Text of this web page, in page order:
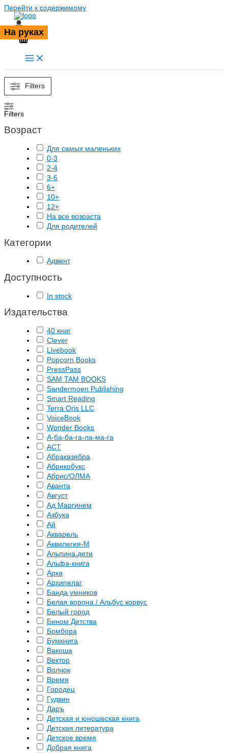
Перейти к содержимому
Filters
Filters
Возраст
Для самых маленьких
0-3
2-4
3-6
6+
10+
12+
На все возраста
Для родителей
Категории
Адвент
Доступность
In stock
Издательства
40 книг
Clever
Livebook
Popcorn Books
PressPass
SAM TAM BOOKS
Sandermoen Publishing
Smart Reading
Terra Oris LLC
VoiceBook
Wonder Books
А-ба-ба-га-ла-ма-га
АСТ
Абраказябра
Абрикобукс
Абрис/ОЛМА
Аванта
Август
Ад Маргинем
Азбука
Ай
Акварель
Аквилегия-М
Альпина.дети
Альфа-книга
Арка
Архипелаг
Банда умников
Белая ворона / Альбус корвус
Белый город
Бином Детства
Бомбора
Бумкнига
Вакоша
Вектор
Волчок
Время
Городец
Гудвин
Даръ
Детская и юношеская книга
Детская литература
Детское время
Добрая книга
На руках